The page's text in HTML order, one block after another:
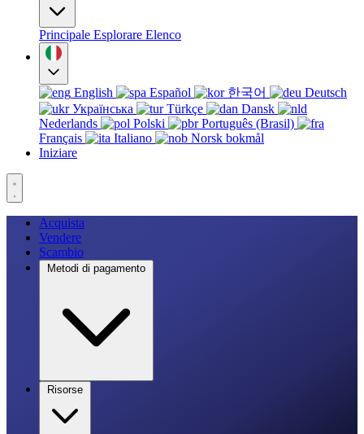
Principale Esplorare Elenco
English Español 한국어
Deutsch
Українська
Türkçe
Dansk
Nederlands
Polski
Português (Brasil)
Français
Italiano
Norsk bokmål
Iniziare
Acquista
Vendere
Scambio
Metodi di pagamento
Risorse